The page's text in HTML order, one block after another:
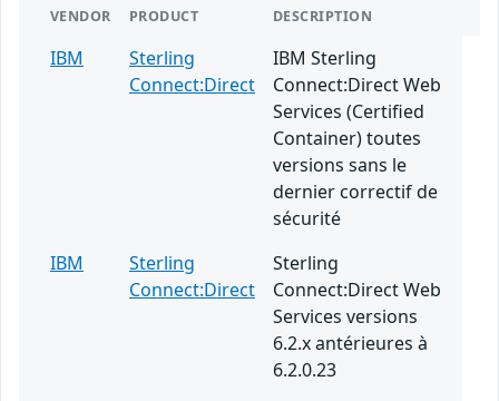
VENDOR PRODUCT DESCRIPTION
IBM
Sterling
Connect:Direct
IBM Sterling
Connect:Direct Web
Services (Certified
Container) toutes
versions sans le
dernier correctif de
sécurité
IBM
Sterling
Connect:Direct
Sterling
Connect:Direct Web
Services versions
6.2.x antérieures à
6.2.0.23